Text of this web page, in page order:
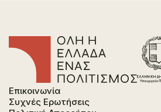
Επικοινωνία
Συχνές Ερωτήσεις